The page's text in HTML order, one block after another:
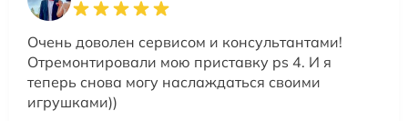
Очень доволен сервисом и консультантами!
Отремонтировали мою приставку ps 4. И я
теперь снова могу наслаждаться своими
игрушками))